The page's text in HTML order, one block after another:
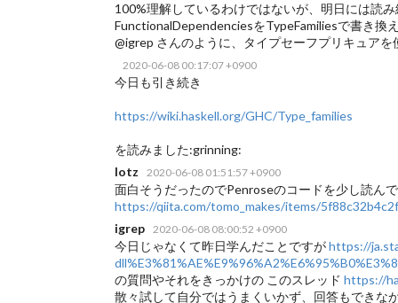
100%理解しているわけではないが、明日には読
FunctionalDependenciesをTypeFamiliesで書き換
@igrep さんのように、タイプセーフプリキュア
2020-06-08 00:17:07 +0900
今日も引き続き
https://wiki.haskell.org/GHC/Type_families
を読みました:grinning:
lotz
2020-06-08 01:51:57 +0900
面白そうだったのでPenroseのコードを少し読ん
https://qiita.com/tomo_makes/items/
igrep
2020-06-08 08:00:52 +0900
今日じゃなくて昨日学んだことですがhttps://
の質問やそれをきっかけの このスレッド https://
散々試して自分ではうまくいかず、回答もできな